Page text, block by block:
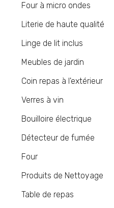
Four à micro ondes
Literie de haute qualité
Linge de lit inclus
Meubles de jardin
Coin repas à l'extérieur
Verres à vin
Bouilloire électrique
Détecteur de fumée
Four
Produits de Nettoyage
Table de repas